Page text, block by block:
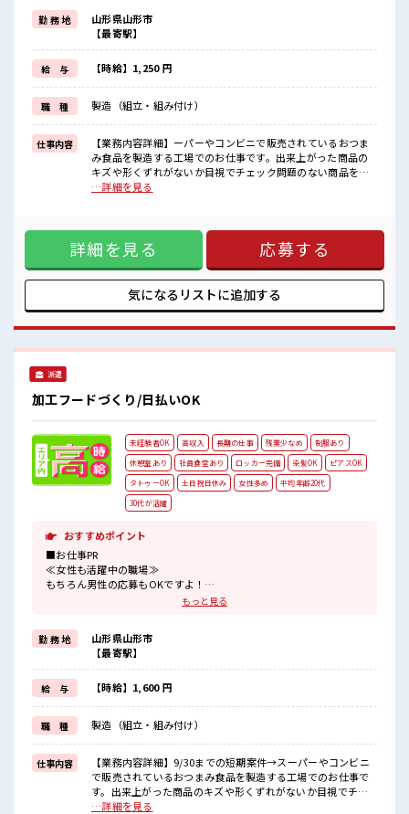
残業はほとんどナシ！
≪完全週休二日制≫
週末は家族や友人と一緒にプライベート満喫！
≪ヘアカラーOKで自由な雰囲気の職場≫
明るすぎたり奇抜でなければ基本的に自由！
(規定有)≪機能的な制服アリ≫
制服があるので、
毎日の服装の悩み解消♪
≪様々なお仕事をご提案≫
一人で悩まず気軽に相談できる、
派遣のお仕事です！
■職場の雰囲気
キバツ過ぎなければ髪色・髪型は自由！
あなたの個性を大事にできます♪
勤 務 地
山形県山形市
【最寄駅】
給 与 【時給】1,250 円
職 種 製造（組立・組み付け）
仕事内容
【業務内容詳細】ーパーやコンビニで販売されているおつま
み食品を製造する工場でのお仕事です。出来上がった商品の
キズや形くずれがないか目視でチェック問題のない商品を袋
や箱へ包装・箱詰め包装後の商品を次の工程へ運ぶ軽作業扱
してスタートできます。工場内は空調完備で一年中快適！清
潔な食品工場で、コツコツ・モクモク作業が好きな方におす
すめのお仕事です。【取扱製品情報】サラミ・ビーフジャー
キー・チーズ加工品などのおつまみ食品・食肉加工品 ■お仕
事PR ≪女性も仕事をしやすい職場≫ もちろん男性の応募も歓
迎！ ≪プライベートが充実する≫ 場合によってはお願いする
≫ 週末は家族や友人と一緒にプライベート満喫！ ≪ヘアカラ
ーOKで自由な雰囲気の職場≫ 明るすぎたり奇抜でなければ基
で悩まず気軽に相談できる、 派遣のお仕事です！ ■職場の雰
囲気 女性が多い職場ですが男女は問いません！ 応募お待ちし
ております！ キバツ過ぎなければ髪色・髪型は自由！ あなた
の個性を大事にできます♪
…詳細を見る
詳細を見る 応募する
気になるリストに追加する
派遣
加工フードづくり/日払いOK
未経験者OK 高収入 長期の仕事 残業少なめ
制服あり
休憩室あり
社員食堂あり ロッカー完備 染髪OK
ピアスOK
タトゥーOK
土日祝日休み 女性多め
平均年齢20代
30代が活躍
おすすめポイント
■お仕事PR
≪女性も活躍中の職場≫
もちろん男性の応募もOKですよ！
場合によってはお願いすることもあります♪
≪週休2日制≫
週末は家族や友人と一緒にプライベート満喫！
≪ヘアカラーOKで自由な雰囲気の職場≫
明るすぎたり奇抜でなければ基本的に自由！
(規定有)制服があると毎日の服選びに悩まずOK♪
≪収入アップを目指せる≫
高時給だらけの派遣のお仕事です！
■職場の雰囲気
女性が多い職場ですが男女は問いません！
応募お待ちしております！
キバツ過ぎなければ髪色・髪型は自由！
もっと見る
勤 務 地
山形県山形市
【最寄駅】
給 与 【時給】1,600 円
職 種 製造（組立・組み付け）
仕事内容
【業務内容詳細】9/30までの短期案件→スーパーやコンビニ
で販売されているおつまみ食品を製造する工場でのお仕事で
す。出来上がった商品のキズや形くずれがないか目視でチェ
ック問題のない商品を袋や箱へ包装・箱詰め包装後の商品を
…詳細を見る